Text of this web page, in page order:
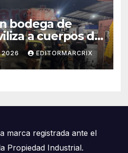
bodega de
a cuerpos de
en Cancún
2026 EDITORMARCRIX
marca registrada ante el
Propiedad Industrial.